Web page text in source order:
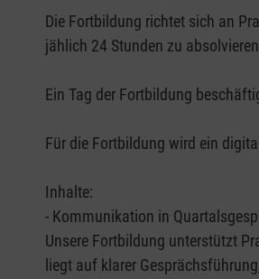
Die Fortbildung richtet sich an
jählich 24 Stunden zu
Ein Tag der Fortbildung
Für die Fortbildung wird ein
Inhalte:
- Kommunikation in
Unsere Fortbildung unterstützt
liegt auf klarer